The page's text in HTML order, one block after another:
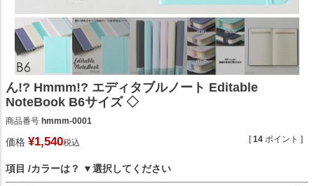
ん!? Hmmm!? エディタブルノート Editable
NoteBook B6サイズ ◇
商品番号 hmmm-0001
価格 ¥1,540税込 [14 ポイント ]
項目 カラーは？